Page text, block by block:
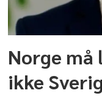
Norge
ikke